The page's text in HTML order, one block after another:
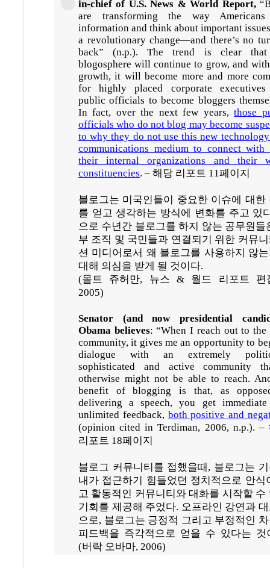
in-chief of U.S. News & World Report,
are transforming the way
information and think about important
a revolutionary change—and there’s no
back” (n.p.). The trend is clear
blogosphere will continue to grow, and
growth, it will become more and more
for highly placed corporate executives
public officials to become bloggers
In fact, over the next few years,those
officials who do not blog may become
to why they do not use this new technology
communications medium to connect with
their internal organizations and their
constituencies. – 해당 리포트 11페이지
블로그는 미국인들이 중요한 이슈에 대한
를 얻고 생각하는 방식에 변화를 주고 있
으로 수년간 블로그를 하지 않는 공무원들
부 조직 및 국민들과 연결되기 위한 커뮤
션 미디어로서 왜 블로그를 사용하지 않
대해 의심을 받게 될 것이다.
(몰트 쥬허만, 뉴스 & 월드 리포트 편
2005)
Senator (and now presidential
Obama believes: “When I reach out to the
community, it gives me an opportunity to
dialogue with an extremely
sophisticated and active community
otherwise might not be able to reach.
benefit of blogging is that, as
delivering a speech, you get
unlimited feedback, both positive and
(opinion cited in Terdiman, 2006, n.p.). –
리포트 18페이지
블로그 커뮤니티를 접했을때 , 블로그는
내가 접근하기 힘들었던 정치적으로 안식
고 활동적인 커뮤니티와 대화를 시작할 수
기회를 제공해 주었다. 오프라인 강연과
으로, 블로그는 긍정적 그리고 부정적인
피드백을 즉각적으로 얻을 수 있다는 것
(버락 오바마, 2006)